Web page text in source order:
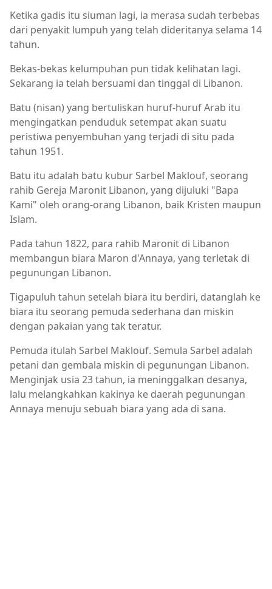
Ketika gadis itu siuman lagi, ia merasa sudah terbebas
dari penyakit lumpuh yang telah dideritanya selama 14
tahun.
Bekas-bekas kelumpuhan pun tidak kelihatan lagi.
Sekarang ia telah bersuami dan tinggal di Libanon.
Batu (nisan) yang bertuliskan huruf-huruf Arab itu
mengingatkan penduduk setempat akan suatu
peristiwa penyembuhan yang terjadi di situ pada
tahun 1951.
Batu itu adalah batu kubur Sarbel Maklouf, seorang
rahib Gereja Maronit Libanon, yang dijuluki "Bapa
Kami" oleh orang-orang Libanon, baik Kristen maupun
Islam.
Pada tahun 1822, para rahib Maronit di Libanon
membangun biara Maron d'Annaya, yang terletak di
pegunungan Libanon.
Tigapuluh tahun setelah biara itu berdiri, datanglah ke
biara itu seorang pemuda sederhana dan miskin
dengan pakaian yang tak teratur.
Pemuda itulah Sarbel Maklouf. Semula Sarbel adalah
petani dan gembala miskin di pegunungan Libanon.
Menginjak usia 23 tahun, ia meninggalkan desanya,
lalu melangkahkan kakinya ke daerah pegunungan
Annaya menuju sebuah biara yang ada di sana.